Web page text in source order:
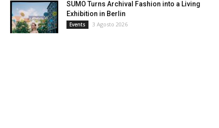
SUMO Turns Archival Fashion into a Living
Exhibition in Berlin
Events 3 Agosto 2026